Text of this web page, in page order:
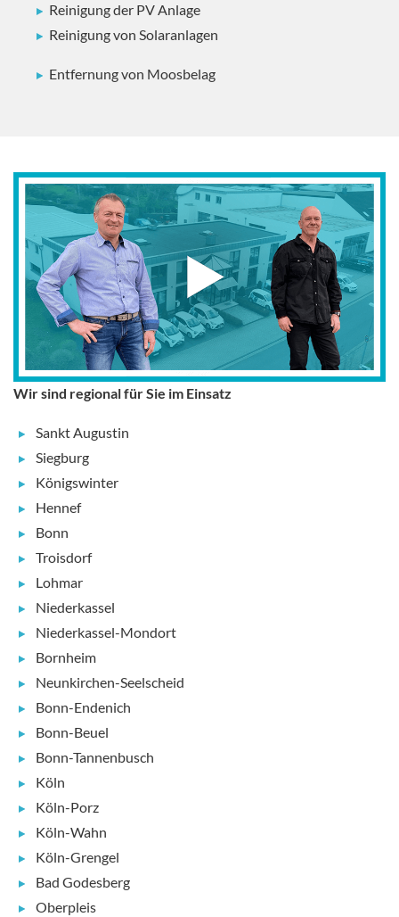
Reinigung der PV Anlage
Reinigung von Solaranlagen
Entfernung von Moosbelag
Wir sind regional für Sie im Einsatz
Sankt Augustin
Siegburg
Königswinter
Hennef
Bonn
Troisdorf
Lohmar
Niederkassel
Niederkassel-Mondort
Bornheim
Neunkirchen-Seelscheid
Bonn-Endenich
Bonn-Beuel
Bonn-Tannenbusch
Köln
Köln-Porz
Köln-Wahn
Köln-Grengel
Bad Godesberg
Oberpleis